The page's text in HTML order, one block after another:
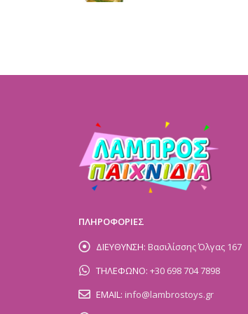
ΠΛΗΡΟΦΟΡΙΕΣ
ΔΙΕΥΘΥΝΣΗ: Βασιλίσσης Όλγας 167
ΤΗΛΕΦΩΝΟ: +30 698 704 7898
EMAIL: info@lambrostoys.gr